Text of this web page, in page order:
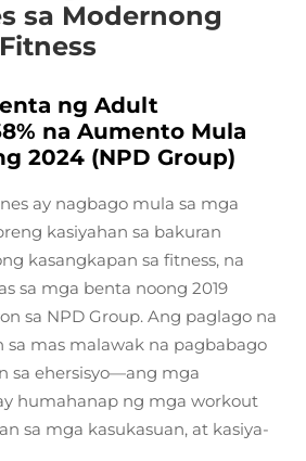
sa Modernong
ng Adult
na Aumento Mula
2024 (NPD Group)
ay nagbago mula sa mga
kasiyahan sa bakuran
kasangkapan sa fitness, na
sa mga benta noong 2019
sa NPD Group. Ang paglago na
sa mas malawak na pagbabago
sa ehersisyo—ang mga
humahanap ng mga workout
sa mga kasukasuan, at kasiya-